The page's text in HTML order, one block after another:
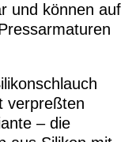
und können auf
verpreßten
– die